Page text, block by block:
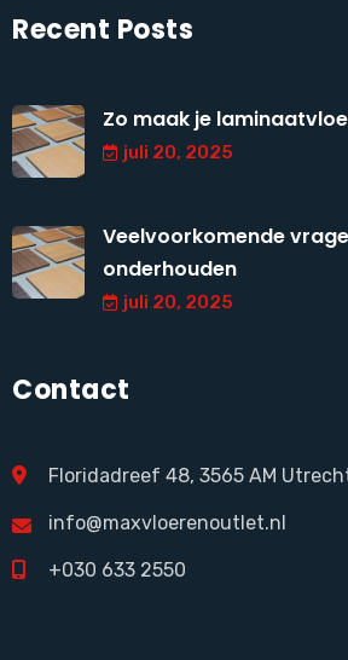
Recent Posts
Zo maak je
juli 20, 2025
Veelvoorkomende
onderhouden
juli 20, 2025
Contact
Floridadreef 48, 3565 AM
info@maxvloerenoutlet.nl
+030 633 2550